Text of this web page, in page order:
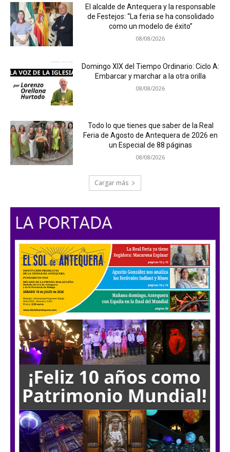
El alcalde de Antequera y la responsable
de Festejos: “La feria se ha consolidado
como un modelo de éxito”
08/08/2026
Domingo XIX del Tiempo Ordinario: Ciclo A:
Embarcar y marchar a la otra orilla
08/08/2026
Todo lo que tienes que saber de la Real
Feria de Agosto de Antequera de 2026 en
un Especial de 88 páginas
08/08/2026
Cargar más